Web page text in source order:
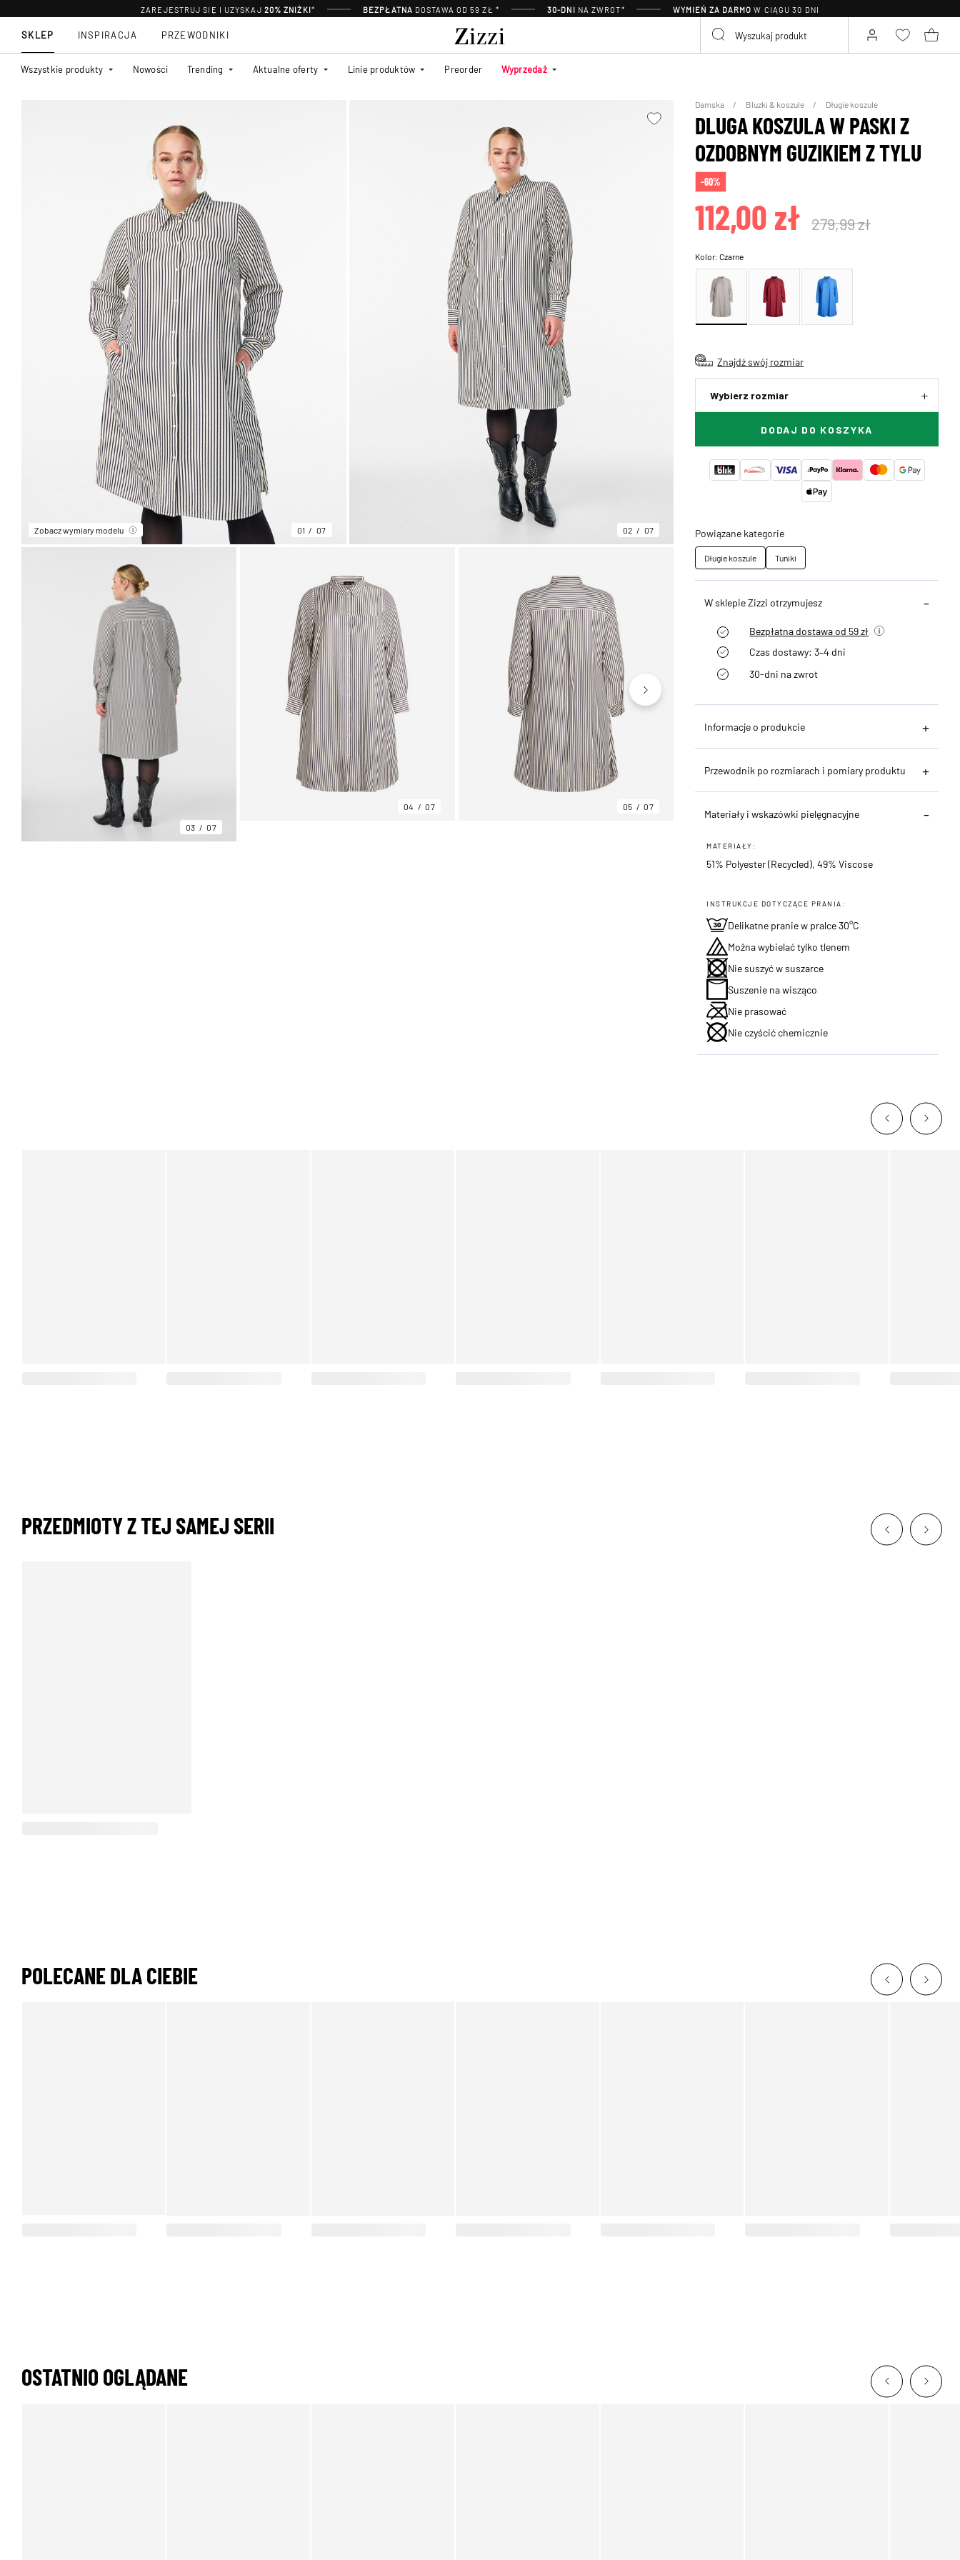
ZAREJESTRUJ SIĘ I UZYSKAJ 20% ZNIŻKI* BEZPŁATNA DOSTAWA OD 59 ZŁ * 30-DNI NA ZWROT* WYMIEŃ ZA DARMO W CIĄGU 30 DNI
SKLEP
Wszystkie produkty Nowości Trending Aktualne oferty Linie produktów Preorder Wyprzedaż
INSPIRACJA PRZEWODNIKI
Zobacz wymiary modelu 01 07 02 07
03 07
04 07 05 07
Damska Bluzki & koszule Długie koszule
DLUGA KOSZULA W PASKI Z
OZDOBNYM GUZIKIEM Z TYLU
-60%
112,00 zł 279,99 zł
Kolor:Czarne
Znajdź swój rozmiar
Wybierz rozmiar
DODAJ DO KOSZYKA
Powiązane kategorie
Długie koszule Tuniki
W sklepie Zizzi otrzymujesz
Bezpłatna dostawa od 59 zł
Czas dostawy: 3–4 dni
30-dni na zwrot
Informacje o produkcie
Przewodnik po rozmiarach i pomiary produktu
Materiały i wskazówki pielęgnacyjne
MATERIAŁY:
51% Polyester (Recycled), 49% Viscose
INSTRUKCJE DOTYCZĄCE PRANIA:
Delikatne pranie w pralce 30°C
Można wybielać tylko tlenem
Nie suszyć w suszarce
Suszenie na wisząco
Nie prasować
Nie czyścić chemicznie
PRZEDMIOTY Z TEJ SAMEJ SERII
POLECANE DLA CIEBIE
OSTATNIO OGLĄDANE